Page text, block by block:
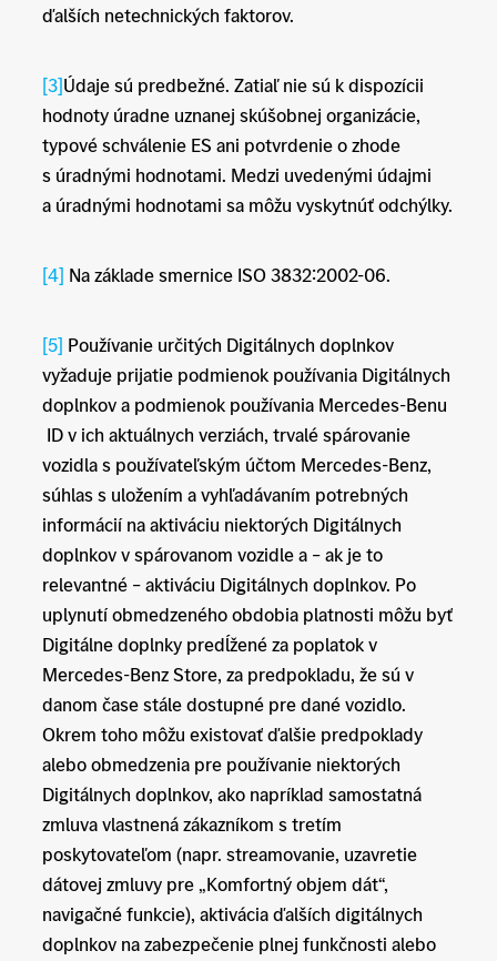
ďalších netechnických faktorov.
[3]Údaje sú predbežné. Zatiaľ nie sú k dispozícii
hodnoty úradne uznanej skúšobnej organizácie,
typové schválenie ES ani potvrdenie o zhode
s úradnými hodnotami. Medzi uvedenými údajmi
a úradnými hodnotami sa môžu vyskytnúť odchýlky.
[4] Na základe smernice ISO 3832:2002-06.
[5] Používanie určitých Digitálnych doplnkov
vyžaduje prijatie podmienok používania Digitálnych
doplnkov a podmienok používania Mercedes-Benu
ID v ich aktuálnych verziách, trvalé spárovanie
vozidla s používateľským účtom Mercedes-Benz,
súhlas s uložením a vyhľadávaním potrebných
informácií na aktiváciu niektorých Digitálnych
doplnkov v spárovanom vozidle a – ak je to
relevantné – aktiváciu Digitálnych doplnkov. Po
uplynutí obmedzeného obdobia platnosti môžu byť
Digitálne doplnky predĺžené za poplatok v
Mercedes-Benz Store, za predpokladu, že sú v
danom čase stále dostupné pre dané vozidlo.
Okrem toho môžu existovať ďalšie predpoklady
alebo obmedzenia pre používanie niektorých
Digitálnych doplnkov, ako napríklad samostatná
zmluva vlastnená zákazníkom s tretím
poskytovateľom (napr. streamovanie, uzavretie
dátovej zmluvy pre „Komfortný objem dát“,
navigačné funkcie), aktivácia ďalších digitálnych
doplnkov na zabezpečenie plnej funkčnosti alebo